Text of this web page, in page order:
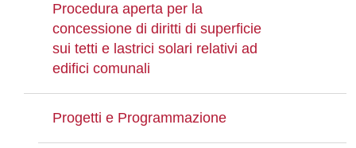
Procedura aperta per la
concessione di diritti di superficie
sui tetti e lastrici solari relativi ad
edifici comunali
Progetti e Programmazione